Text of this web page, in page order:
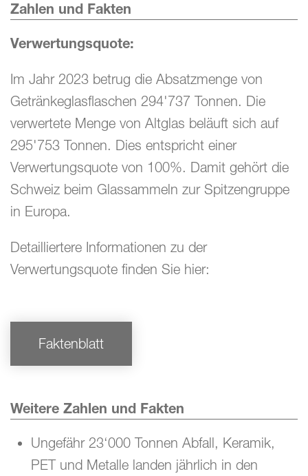
Zahlen und Fakten
Verwertungsquote:
Im Jahr 2023 betrug die Absatzmenge von
Getränkeglasflaschen 294'737 Tonnen. Die
verwertete Menge von Altglas beläuft sich auf
295'753 Tonnen. Dies entspricht einer
Verwertungsquote von 100%. Damit gehört die
Schweiz beim Glassammeln zur Spitzengruppe
in Europa.
Detailliertere Informationen zu der
Verwertungsquote finden Sie hier:
Faktenblatt
Weitere Zahlen und Fakten
Ungefähr 23‘000 Tonnen Abfall, Keramik,
PET und Metalle landen jährlich in den